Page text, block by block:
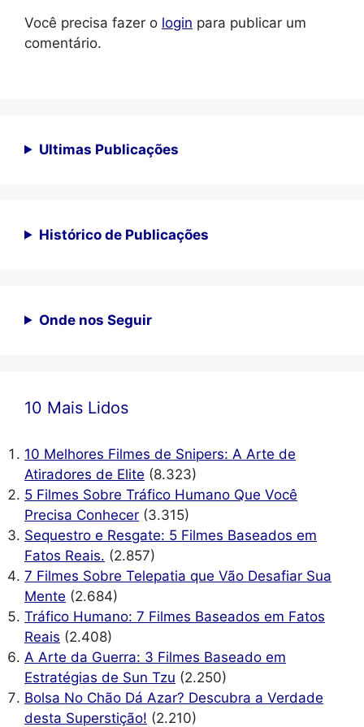
Você precisa fazer o login para publicar um
comentário.
Ultimas Publicações
Histórico de Publicações
Onde nos Seguir
10 Mais Lidos
10 Melhores Filmes de Snipers: A Arte de
Atiradores de Elite (8.323)
5 Filmes Sobre Tráfico Humano Que Você
Precisa Conhecer (3.315)
Sequestro e Resgate: 5 Filmes Baseados em
Fatos Reais. (2.857)
7 Filmes Sobre Telepatia que Vão Desafiar Sua
Mente (2.684)
Tráfico Humano: 7 Filmes Baseados em Fatos
Reais (2.408)
A Arte da Guerra: 3 Filmes Baseado em
Estratégias de Sun Tzu (2.250)
Bolsa No Chão Dá Azar? Descubra a Verdade
desta Superstição! (2.210)